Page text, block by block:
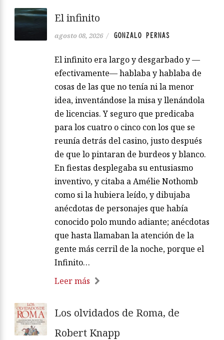
El infinito
agosto 08, 2026 / GONZALO PERNAS
El infinito era largo y desgarbado y —
efectivamente— hablaba y hablaba de
cosas de las que no tenía ni la menor
idea, inventándose la misa y llenándola
de licencias. Y seguro que predicaba
para los cuatro o cinco con los que se
reunía detrás del casino, justo después
de que lo pintaran de burdeos y blanco.
En fiestas desplegaba su entusiasmo
inventivo, y citaba a Amélie Nothomb
como si la hubiera leído, y dibujaba
anécdotas de personajes que había
conocido polo mundo adiante; anécdotas
que hasta llamaban la atención de la
gente más cerril de la noche, porque el
Infinito…
Leer más
Los olvidados de Roma, de
Robert Knapp